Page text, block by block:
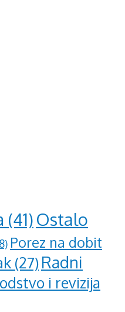
(41)Ostalo
Porez na dobit
(27)Radni
i revizija